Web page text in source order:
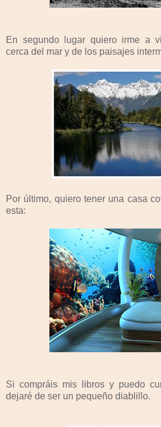
En segundo lugar quiero irme a
cerca del mar y de los paisajes
Por último, quiero tener una casa
esta:
Si compráis mis libros y puedo
dejaré de ser un pequeño diablillo.